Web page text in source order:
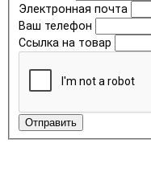
Электронная почта
Ваш телефон
Ссылка на товар
Отправить